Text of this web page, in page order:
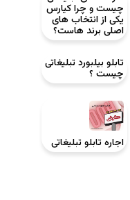
چیست و چرا کیارس
یکی از انتخاب ‌های
اصلی برند هاست؟
تابلو بیلبورد تبلیغاتی
چیست ؟
اجاره تابلو تبلیغاتی